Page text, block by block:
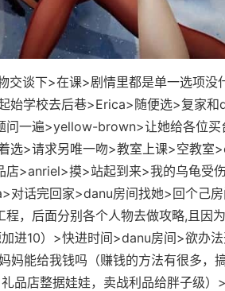
谈下>在课>剧情里都是单一选项没
始学校去后巷>Erica>随便选>复家和
问一遍>yellow-brown>让她给各位买
选>请求另唯一吻>教室上课>空教室
店>anriel>摸>站起到来>我的乌龟受
对话完回家>danu房间找她>回个己
，后面分别各个人物去做攻略,且因
进10）>快进时间>danu房间>欲办
能给我钱吗（赚钱的方法有很多，
品店整据娃娃，卖战利品给胖子级）